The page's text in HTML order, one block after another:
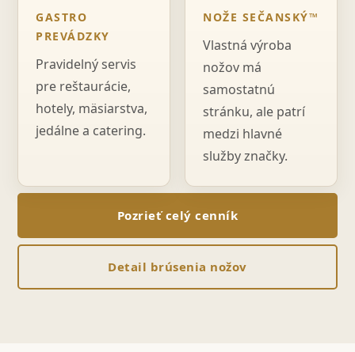
GASTRO
PREVÁDZKY
Pravidelný servis
pre reštaurácie,
hotely, mäsiarstva,
jedálne a catering.
NOŽE SEČANSKÝ™
Vlastná výroba
nožov má
samostatnú
stránku, ale patrí
medzi hlavné
služby značky.
Pozrieť celý cenník
Detail brúsenia nožov